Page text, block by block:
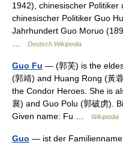
1942), chinesischer Politiker
chinesischer Politiker Guo
Jahrhundert Guo Moruo
Deutsch Wikipedia
Guo Fu — (郭芙) is the
(郭靖) and Huang Rong (黃
the Condor Heroes. She is
襄) and Guo Polu (郭破虏).
Given name: Fu …
Wikipedia
Guo — ist der